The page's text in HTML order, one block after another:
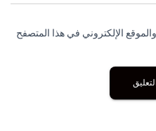
الإلكتروني في هذا المتصفح